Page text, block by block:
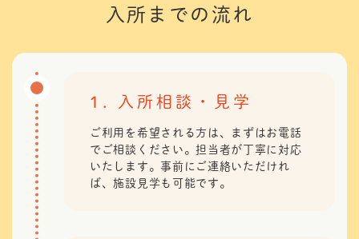
入所までの流れ
1. 入所相談・見学
ご利用を希望される方は、まずはお電話
でご相談ください。担当者が丁寧に対応
いたします。事前にご連絡いただけれ
ば、施設見学も可能です。